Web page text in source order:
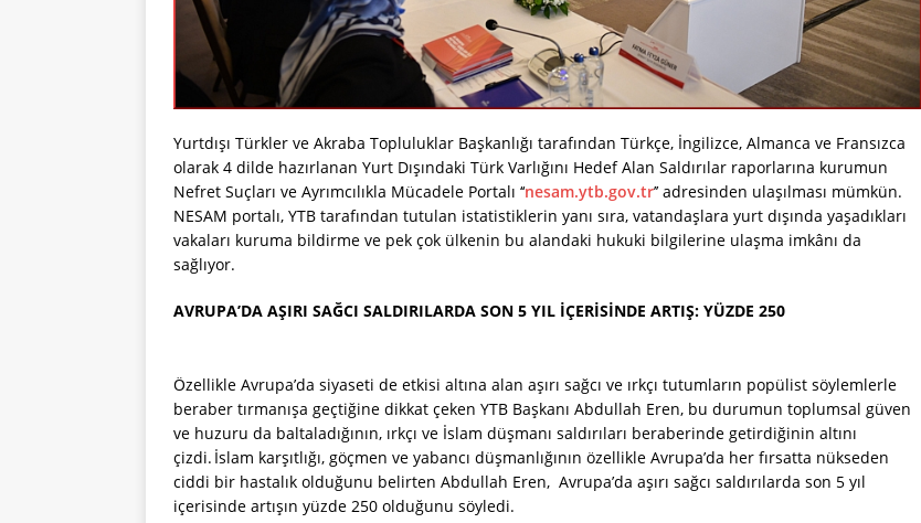
Yurtdışı Türkler ve Akraba Topluluklar Başkanlığı tarafından Türkçe, İngilizce, Almanca ve Fransızca
olarak 4 dilde hazırlanan Yurt Dışındaki Türk Varlığını Hedef Alan Saldırılar raporlarına kurumun
Nefret Suçları ve Ayrımcılıkla Mücadele Portalı ‘‘nesam.ytb.gov.tr’’ adresinden ulaşılması mümkün.
NESAM portalı, YTB tarafından tutulan istatistiklerin yanı sıra, vatandaşlara yurt dışında yaşadıkları
vakaları kuruma bildirme ve pek çok ülkenin bu alandaki hukuki bilgilerine ulaşma imkânı da
sağlıyor.
AVRUPA’DA AŞIRI SAĞCI SALDIRILARDA SON 5 YIL İÇERİSİNDE ARTIŞ: YÜZDE 250
Özellikle Avrupa’da siyaseti de etkisi altına alan aşırı sağcı ve ırkçı tutumların popülist söylemlerle
beraber tırmanışa geçtiğine dikkat çeken YTB Başkanı Abdullah Eren, bu durumun toplumsal güven
ve huzuru da baltaladığının, ırkçı ve İslam düşmanı saldırıları beraberinde getirdiğinin altını
çizdi. İslam karşıtlığı, göçmen ve yabancı düşmanlığının özellikle Avrupa’da her fırsatta nükseden
ciddi bir hastalık olduğunu belirten Abdullah Eren, Avrupa’da aşırı sağcı saldırılarda son 5 yıl
içerisinde artışın yüzde 250 olduğunu söyledi.